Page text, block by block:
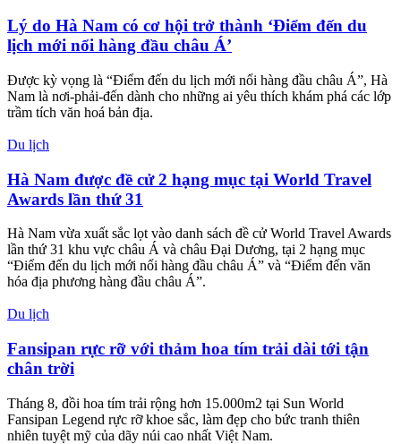
Lý do Hà Nam có cơ hội trở thành ‘Điểm đến du
lịch mới nổi hàng đầu châu Á’
Được kỳ vọng là “Điểm đến du lịch mới nổi hàng đầu châu Á”, Hà
Nam là nơi-phải-đến dành cho những ai yêu thích khám phá các lớp
trầm tích văn hoá bản địa.
Du lịch
Hà Nam được đề cử 2 hạng mục tại World Travel
Awards lần thứ 31
Hà Nam vừa xuất sắc lọt vào danh sách đề cử World Travel Awards
lần thứ 31 khu vực châu Á và châu Đại Dương, tại 2 hạng mục
“Điểm đến du lịch mới nổi hàng đầu châu Á” và “Điểm đến văn
hóa địa phương hàng đầu châu Á”.
Du lịch
Fansipan rực rỡ với thảm hoa tím trải dài tới tận
chân trời
Tháng 8, đồi hoa tím trải rộng hơn 15.000m2 tại Sun World
Fansipan Legend rực rỡ khoe sắc, làm đẹp cho bức tranh thiên
nhiên tuyệt mỹ của dãy núi cao nhất Việt Nam.